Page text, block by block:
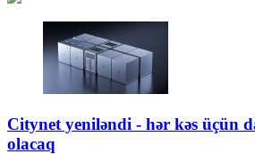
Citynet yeniləndi - hər kəs üçün
olacaq